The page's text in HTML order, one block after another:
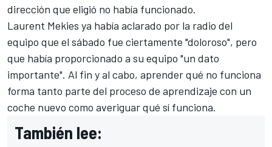
dirección que eligió no había funcionado.
Laurent Mekies ya había aclarado por la radio del
equipo que el sábado fue ciertamente "doloroso", pero
que había proporcionado a su equipo "un dato
importante". Al fin y al cabo, aprender qué no funciona
forma tanto parte del proceso de aprendizaje con un
coche nuevo como averiguar qué sí funciona.
También lee: